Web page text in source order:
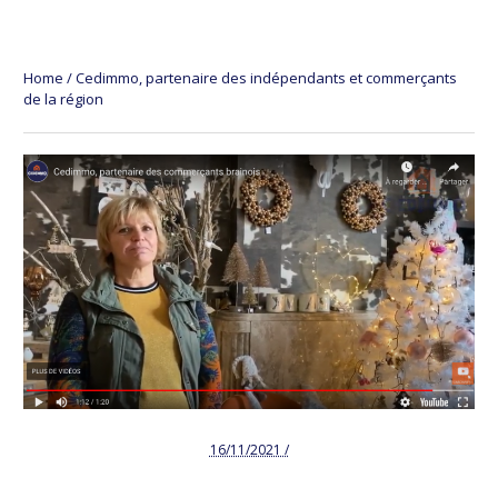
Home /Cedimmo, partenaire des indépendants et commerçants
de la région
16/11/2021 /